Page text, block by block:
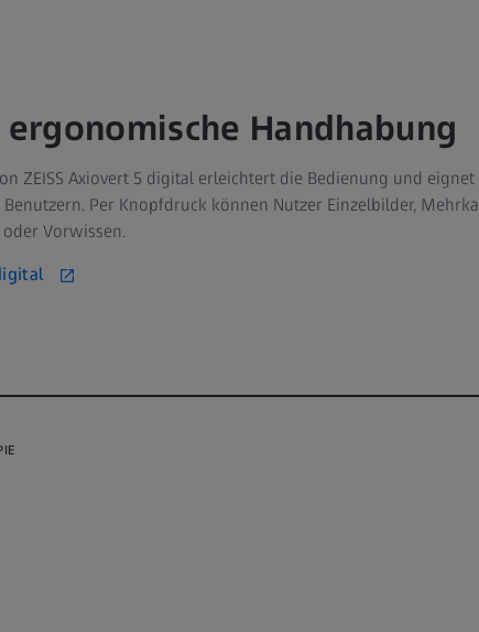
ergonomische Handhabung
ZEISS Axiovert 5 digital erleichtert die Bedienung und
Per Knopfdruck können Nutzer Einzelbilder,
Vorwissen.